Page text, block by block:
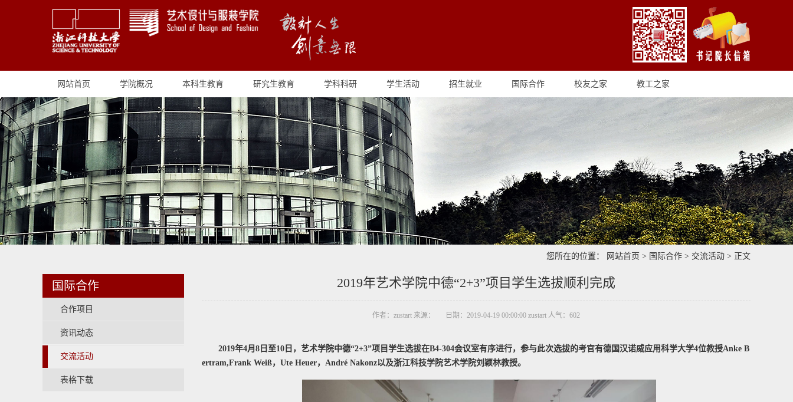
网站首页 学院概况 本科生教育 研究生教育 学科科研 学生活动 招生就业 国际合作 校友之家 教工之家
您所在的位置： 网站首页 > 国际合作 > 交流活动 > 正文
国际合作
合作项目
资讯动态
交流活动
表格下载
2019年艺术学院中德“2+3”项目学生选拔顺利完成
作者：zustart 来源： 日期：2019-04-19 00:00:00 zustart 人气： 602
2019年4月8日至10日，艺术学院中德“2+3”项目学生选拔在B4-304会议室有序进行，参与此次选拔的考官有德国汉诺威应用科学大学4位教授Anke B
ertram,Frank Weiß，Ute Heuer，André Nakonz以及浙江科技学院艺术学院刘颖林教授。